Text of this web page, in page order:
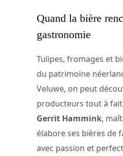
Quand la bière
gastronomie
Tulipes, fromages et
du patrimoine
Veluwe, on peut
producteurs tout à
Gerrit Hammink,
élabore ses bières de
avec passion et